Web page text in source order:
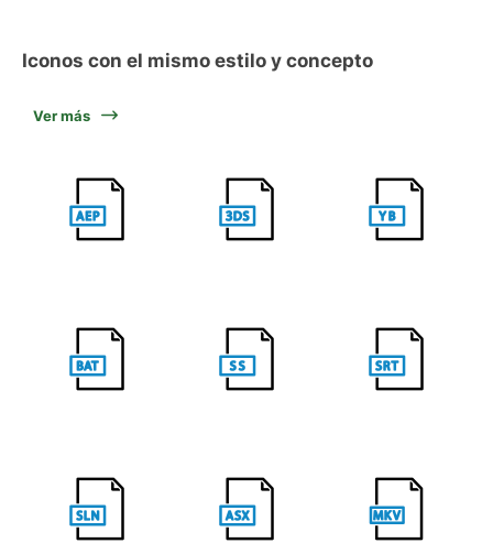
Iconos con el mismo estilo y concepto
Ver más